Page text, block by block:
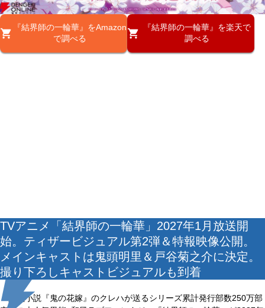
『結界師の一輪華』をAmazon
で調べる
『結界師の一輪華』を楽天で
調べる
TVアニメ「結界師の一輪華」2027年1月放送開
始。ティザービジュアル第2弾＆特報映像公開。
メインキャストは鬼頭明里＆戸谷菊之介に決定。
撮り下ろしキャストビジュアルも到着
人気小説『鬼の花嫁』のクレハが送るシリーズ累計発行部数250万部